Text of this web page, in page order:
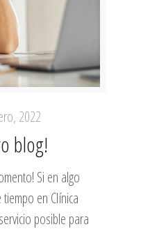
2022
blog!
Si en algo
en Clínica
posible para